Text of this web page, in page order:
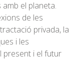
el planeta.
de les
privada, la
i les
present i el futur